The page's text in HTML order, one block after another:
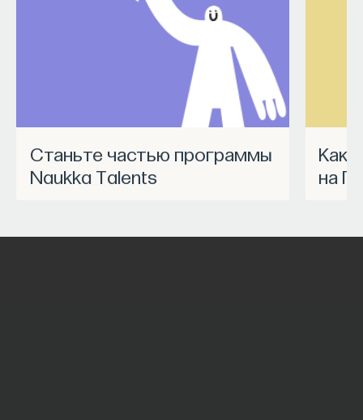
Станьте частью программы
Naukka Talents
Как запустить спецпроект
на